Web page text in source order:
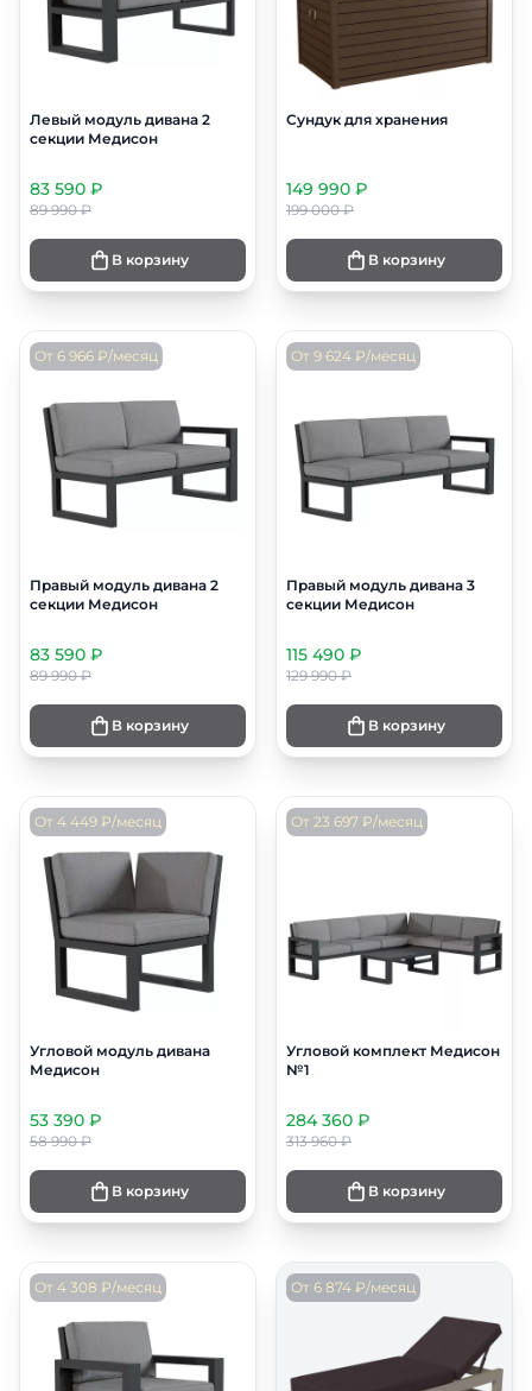
Левый модуль дивана 2
секции Медисон
83 590 ₽
89 990 ₽
В корзину
Сундук для хранения
149 990 ₽
199 000 ₽
В корзину
От 6 966 ₽/месяц
Правый модуль дивана 2
секции Медисон
83 590 ₽
89 990 ₽
В корзину
От 9 624 ₽/месяц
Правый модуль дивана 3
секции Медисон
115 490 ₽
129 990 ₽
В корзину
От 4 449 ₽/месяц
Угловой модуль дивана
Медисон
53 390 ₽
58 990 ₽
В корзину
От 23 697 ₽/месяц
Угловой комплект Медисон
№1
284 360 ₽
313 960 ₽
В корзину
От 4 308 ₽/месяц От 6 874 ₽/месяц